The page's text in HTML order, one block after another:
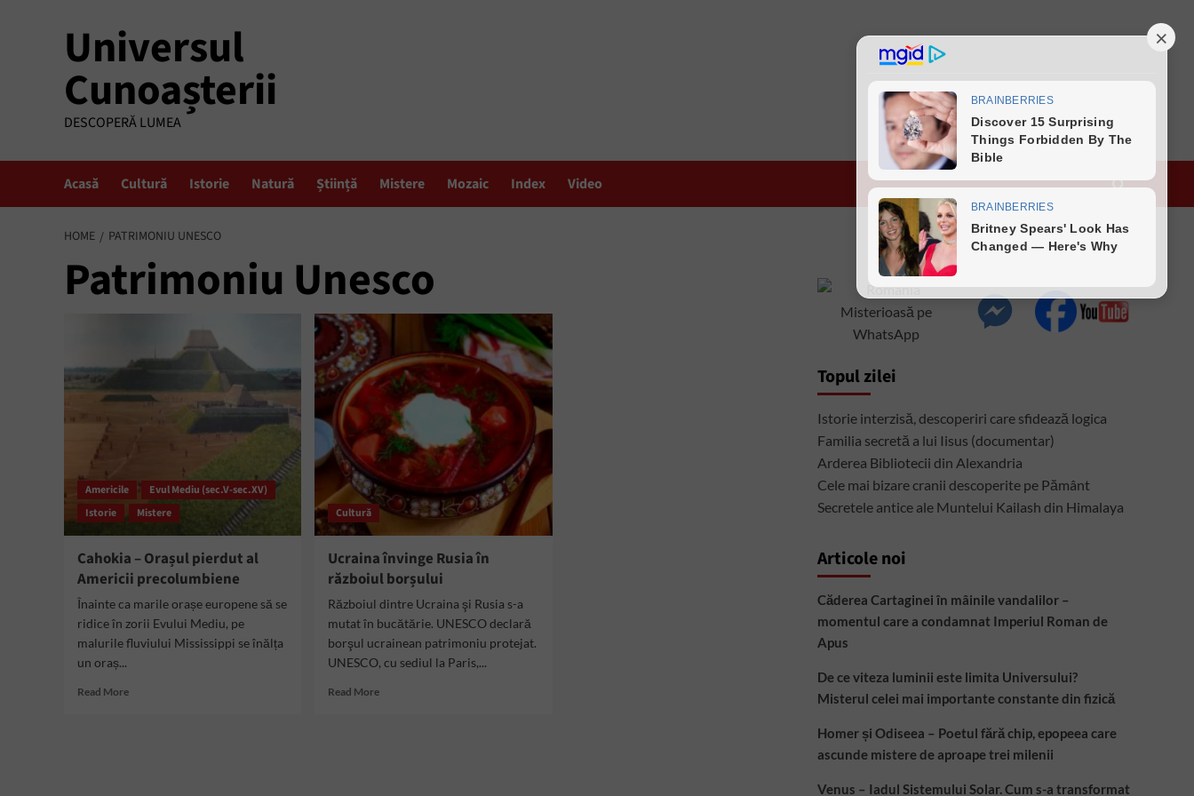
Universul
Cunoașterii
DESCOPERĂ LUMEA
Acasă Cultură Istorie Natură Știință Mistere Mozaic Index Video
HOME PATRIMONIU UNESCO
Patrimoniu Unesco
Americile
Evul Mediu (sec.V-sec.XV)
Istorie
Mistere
Cahokia – Orașul pierdut al
Americii precolumbiene
Înainte ca marile orașe europene să se
ridice în zorii Evului Mediu, pe
malurile fluviului Mississippi se înălța
un oraș...
Read MoreRead
Cultură
Ucraina învinge Rusia în
războiul borșului
Războiul dintre Ucraina şi Rusia s-a
mutat în bucătărie. UNESCO declară
borşul ucrainean patrimoniu protejat.
UNESCO, cu sediul la Paris,...
Read MoreRead
Topul zilei
Istorie interzisă, descoperiri care sfidează logica
Familia secretă a lui Iisus (documentar)
Arderea Bibliotecii din Alexandria
Cele mai bizare cranii descoperite pe Pământ
Secretele antice ale Muntelui Kailash din Himalaya
Articole noi
Căderea Cartaginei în mâinile vandalilor –
momentul care a condamnat Imperiul Roman de
Apus
De ce viteza luminii este limita Universului?
Misterul celei mai importante constante din fizică
Homer și Odiseea – Poetul fără chip, epopeea care
ascunde mistere de aproape trei milenii
Venus – Iadul Sistemului Solar. Cum s-a transformat